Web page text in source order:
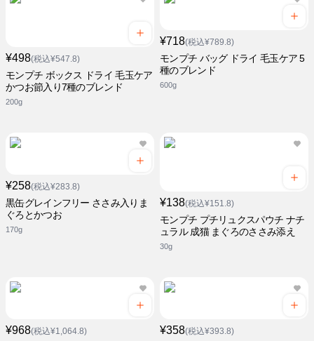
¥498(税込¥547.8)
モンプチ ボックス ドライ 毛玉ケア
かつお節入り7種のブレンド
200g
¥718(税込¥789.8)
モンプチ バッグ ドライ 毛玉ケア 5
種のブレンド
600g
¥258(税込¥283.8)
黒缶グレインフリー ささみ入りま
ぐろとかつお
170g
¥138(税込¥151.8)
モンプチ プチリュクスパウチ ナチ
ュラル 成猫 まぐろのささみ添え
30g
¥968(税込¥1,064.8) ¥358(税込¥393.8)